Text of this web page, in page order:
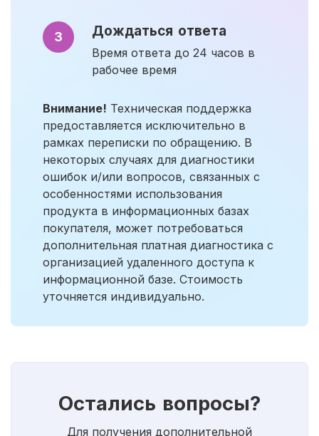
3 Дождаться ответа
Время ответа до 24 часов в
рабочее время
Внимание! Техническая поддержка
предоставляется исключительно в
рамках переписки по обращению. В
некоторых случаях для диагностики
ошибок и/или вопросов, связанных с
особенностями использования
продукта в информационных базах
покупателя, может потребоваться
дополнительная платная диагностика с
организацией удаленного доступа к
информационной базе. Стоимость
уточняется индивидуально.
Остались вопросы?
Для получения дополнительной